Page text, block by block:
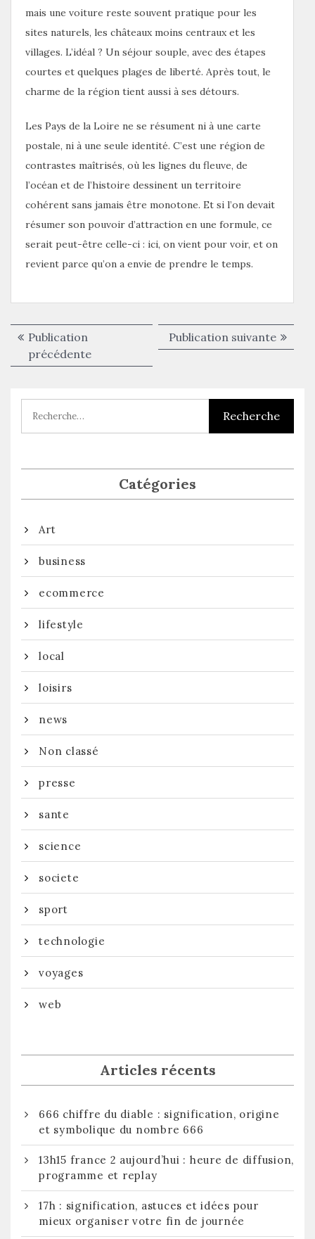
mais une voiture reste souvent pratique pour les
sites naturels, les châteaux moins centraux et les
villages. L’idéal ? Un séjour souple, avec des étapes
courtes et quelques plages de liberté. Après tout, le
charme de la région tient aussi à ses détours.
Les Pays de la Loire ne se résument ni à une carte
postale, ni à une seule identité. C’est une région de
contrastes maîtrisés, où les lignes du fleuve, de
l’océan et de l’histoire dessinent un territoire
cohérent sans jamais être monotone. Et si l’on devait
résumer son pouvoir d’attraction en une formule, ce
serait peut-être celle-ci : ici, on vient pour voir, et on
revient parce qu’on a envie de prendre le temps.
Navigation
de
Publication
précédentePublication
précédente :
Publication suivante
Catégories
Art
business
ecommerce
lifestyle
local
loisirs
news
Non classé
presse
sante
science
societe
sport
technologie
voyages
web
Articles récents
666 chiffre du diable : signification, origine
et symbolique du nombre 666
13h15 france 2 aujourd’hui : heure de diffusion,
programme et replay
17h : signification, astuces et idées pour
mieux organiser votre fin de journée